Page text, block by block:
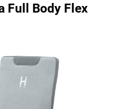
Full Body Flex